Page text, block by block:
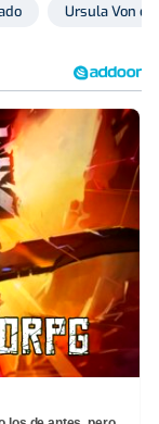
Ursula Von